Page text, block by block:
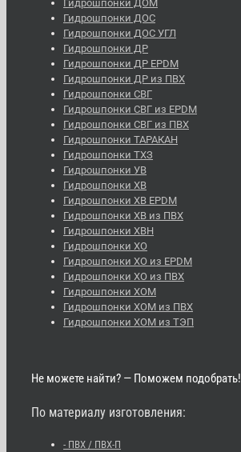
Гидрошпонки ДОМ
Гидрошпонки ДОС
Гидрошпонки ДОС УГЛ
Гидрошпонки ДР
Гидрошпонки ДР EPDM
Гидрошпонки ДР из ПВХ
Гидрошпонки СВГ
Гидрошпонки СВГ из EPDM
Гидрошпонки СВГ из ПВХ
Гидрошпонки ТАРАКАН
Гидрошпонки ТХЗ
Гидрошпонки УВ
Гидрошпонки ХВ
Гидрошпонки ХВ EPDM
Гидрошпонки ХВ из ПВХ
Гидрошпонки ХВН
Гидрошпонки ХО
Гидрошпонки ХО из EPDM
Гидрошпонки ХО из ПВХ
Гидрошпонки ХОМ
Гидрошпонки ХОМ из ПВХ
Гидрошпонки ХОМ из ТЭП
Не можете найти? — Поможем подобрать!
По материалу изготовления:
- ПВХ / ПВХ-П